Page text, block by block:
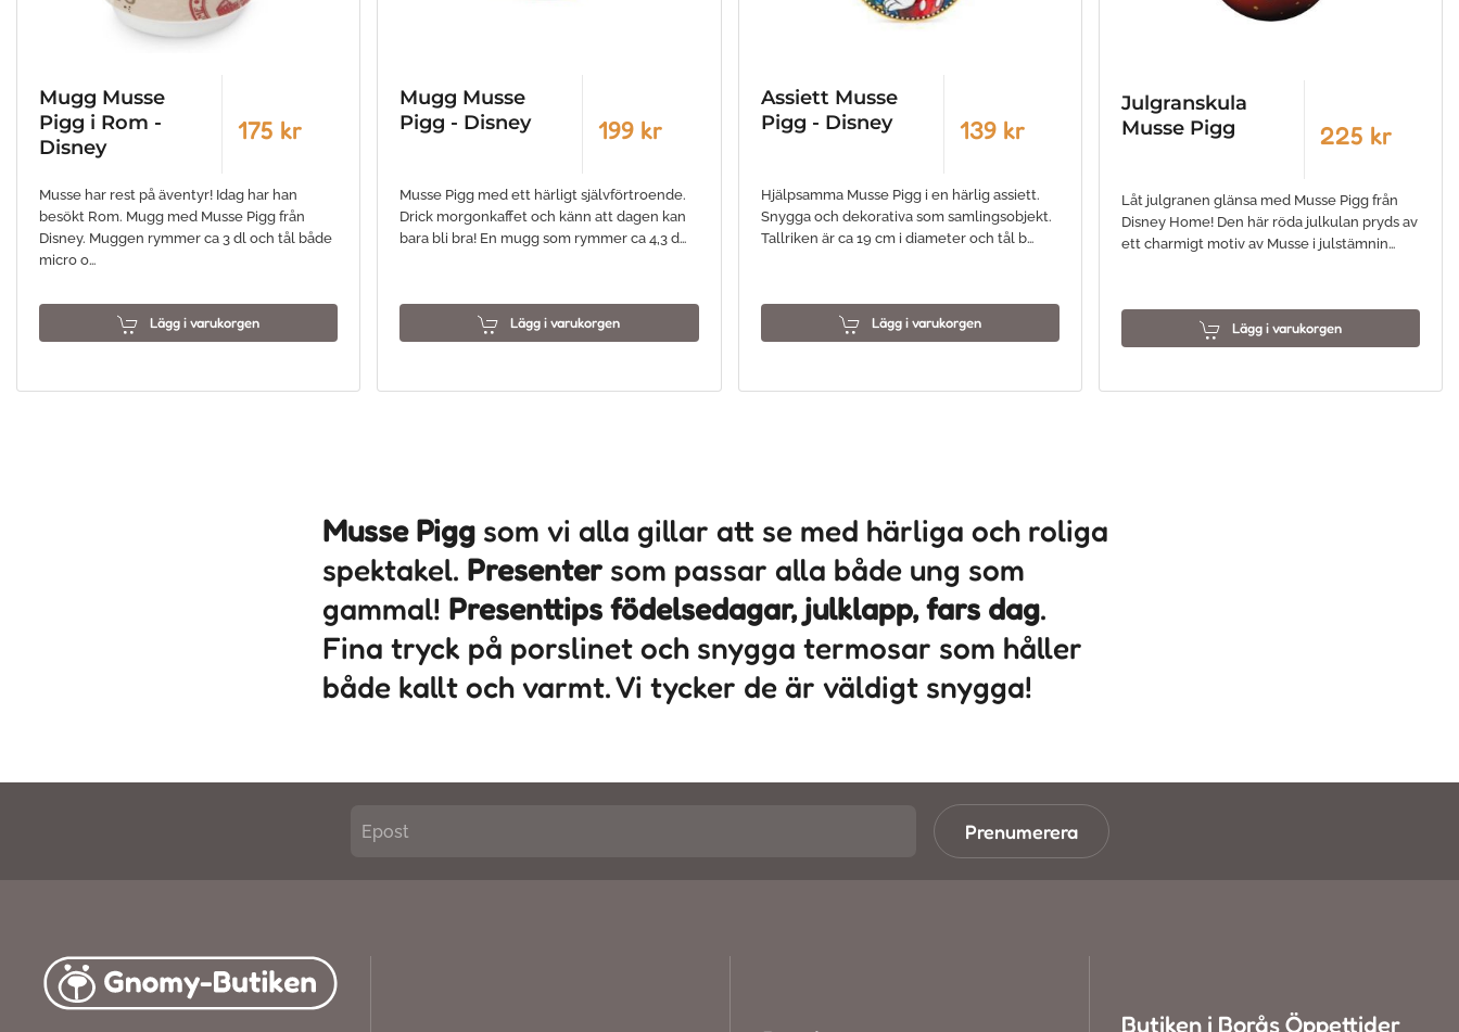
Mugg Musse
Pigg i Rom -
Disney
175 kr
Musse har rest på äventyr! Idag har han
besökt Rom. Mugg med Musse Pigg från
Disney. Muggen rymmer ca 3 dl och tål både
micro o…
Lägg i varukorgen
Mugg Musse
Pigg - Disney
199 kr
Musse Pigg med ett härligt självförtroende.
Drick morgonkaffet och känn att dagen kan
bara bli bra! En mugg som rymmer ca 4,3 d…
Lägg i varukorgen
Assiett Musse
Pigg - Disney
139 kr
Hjälpsamma Musse Pigg i en härlig assiett.
Snygga och dekorativa som samlingsobjekt.
Tallriken är ca 19 cm i diameter och tål b…
Lägg i varukorgen
Julgranskula
Musse Pigg
225 kr
Låt julgranen glänsa med Musse Pigg från
Disney Home! Den här röda julkulan pryds av
ett charmigt motiv av Musse i julstämnin…
Lägg i varukorgen
Musse Pigg som vi alla gillar att se med härliga och roliga
spektakel. Presenter som passar alla både ung som
gammal! Presenttips födelsedagar, julklapp, fars dag.
Fina tryck på porslinet och snygga termosar som håller
både kallt och varmt. Vi tycker de är väldigt snygga!
Prenumerera
Butiken i Borås Öppettider